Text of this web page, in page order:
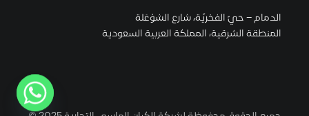
الدمام – حيّ الفخريّة، شارع الشوْعَلة
المنطقة الشرقية، المملكة العربية السعودية